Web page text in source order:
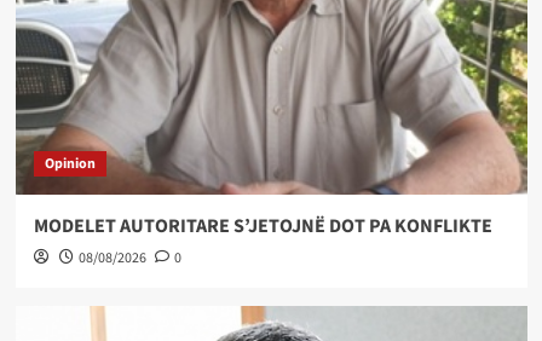
Opinion
MODELET AUTORITARE S’JETOJNË DOT PA KONFLIKTE
08/08/2026 0